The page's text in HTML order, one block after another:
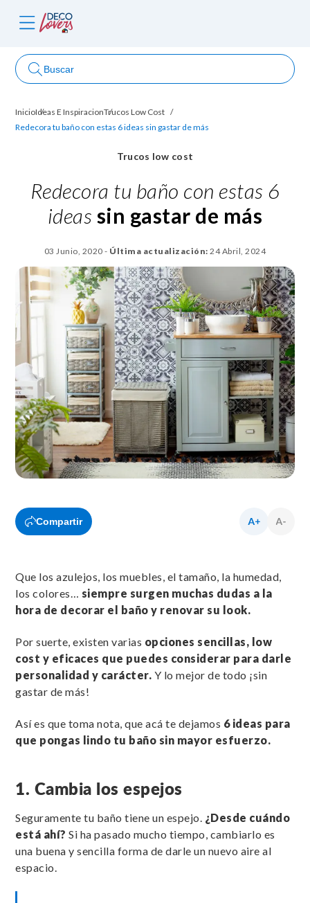
Buscar
InicioIdeas E InspiracionTrucos Low Cost
Redecora tu baño con estas 6 ideas sin gastar de más
Trucos low cost
Redecora tu baño con estas 6
ideas sin gastar de más
03 Junio, 2020 - Última actualización: 24 Abril, 2024
Compartir
Que los azulejos, los muebles, el tamaño, la humedad,
los colores… siempre surgen muchas dudas a la
hora de decorar el baño y renovar su look.
Por suerte, existen varias opciones sencillas, low
cost y eficaces que puedes considerar para darle
personalidad y carácter. Y lo mejor de todo ¡sin
gastar de más!
Así es que toma nota, que acá te dejamos 6 ideas para
que pongas lindo tu baño sin mayor esfuerzo.
1. Cambia los espejos
Seguramente tu baño tiene un espejo. ¿Desde cuándo
está ahí? Si ha pasado mucho tiempo, cambiarlo es
una buena y sencilla forma de darle un nuevo aire al
espacio.